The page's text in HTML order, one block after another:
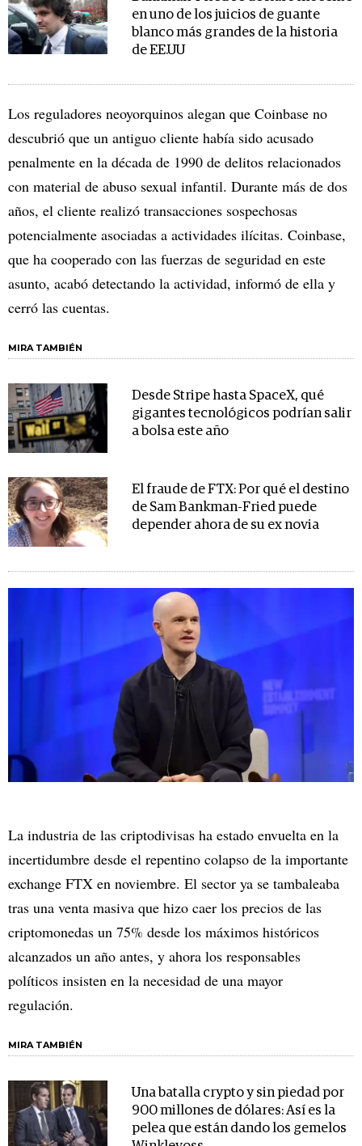
en uno de los juicios de guante
blanco más grandes de la historia
de EE.UU
Los reguladores neoyorquinos alegan que Coinbase no
descubrió que un antiguo cliente había sido acusado
penalmente en la década de 1990 de delitos relacionados
con material de abuso sexual infantil. Durante más de dos
años, el cliente realizó transacciones sospechosas
potencialmente asociadas a actividades ilícitas. Coinbase,
que ha cooperado con las fuerzas de seguridad en este
asunto, acabó detectando la actividad, informó de ella y
cerró las cuentas.
MIRA TAMBIÉN
Desde Stripe hasta SpaceX, qué
gigantes tecnológicos podrían salir
a bolsa este año
El fraude de FTX: Por qué el destino
de Sam Bankman-Fried puede
depender ahora de su ex novia
La industria de las criptodivisas ha estado envuelta en la
incertidumbre desde el repentino colapso de la importante
exchange FTX en noviembre. El sector ya se tambaleaba
tras una venta masiva que hizo caer los precios de las
criptomonedas un 75% desde los máximos históricos
alcanzados un año antes, y ahora los responsables
políticos insisten en la necesidad de una mayor
regulación.
MIRA TAMBIÉN
Una batalla crypto y sin piedad por
900 millones de dólares: Así es la
pelea que están dando los gemelos